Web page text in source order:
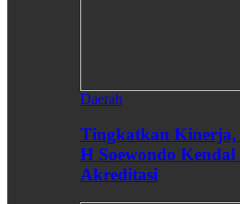
Daerah
Tingkatkan
H Soewondo
Akreditasi